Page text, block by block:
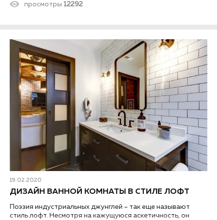
просмотры 12292
19.02.2020
ДИЗАЙН ВАННОЙ КОМНАТЫ В СТИЛЕ ЛОФТ
Поэзия индустриальных джунглей – так еще называют
стиль лофт. Несмотря на кажущуюся аскетичность, он